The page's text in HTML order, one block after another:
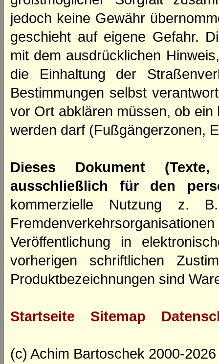
jedoch keine Gewähr
geschieht auf eigene Gefahr.
mit dem ausdrücklichen
die Einhaltung der
Bestimmungen selbst
vor Ort abklären müssen, ob
werden darf (Fußgängerzonen,
Dieses Dokument
ausschließlich für den
kommerzielle Nutzung z.
Veröffentlichung in
vorherigen schriftlichen
Produktbezeichnungen sind
Startseite Sitemap
(c) Achim Bartoschek 2000-2026